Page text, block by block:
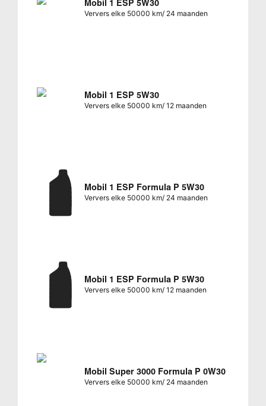
Mobil 1 ESP 5W30
Ververs elke 50000 km/ 24 maanden
Mobil 1 ESP 5W30
Ververs elke 50000 km/ 12 maanden
Mobil 1 ESP Formula P 5W30
Ververs elke 50000 km/ 24 maanden
Mobil 1 ESP Formula P 5W30
Ververs elke 50000 km/ 12 maanden
Mobil Super 3000 Formula P 0W30
Ververs elke 50000 km/ 24 maanden